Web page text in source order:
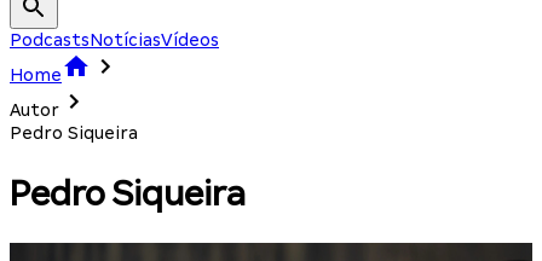
PodcastsNotíciasVídeos
Home
Autor
Pedro Siqueira
Pedro Siqueira